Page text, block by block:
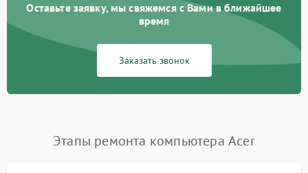
Оставьте заявку, мы свяжемся с Вами в ближайшее
время
Заказать звонок
Этапы ремонта компьютера Acer